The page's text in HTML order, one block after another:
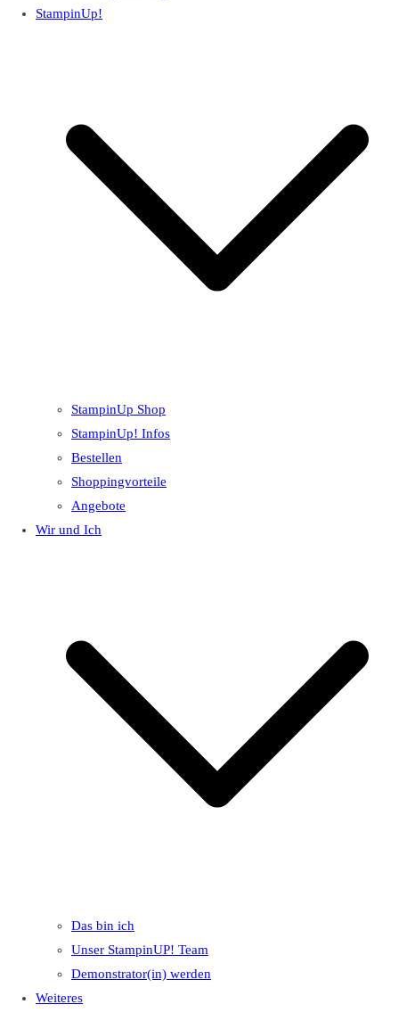
StampinUp!
StampinUp Shop
StampinUp! Infos
Bestellen
Shoppingvorteile
Angebote
Wir und Ich
Das bin ich
Unser StampinUP! Team
Demonstrator(in) werden
Weiteres